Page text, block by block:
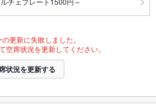
更新に失敗しました。
空席状況を更新してください。
状況を更新する